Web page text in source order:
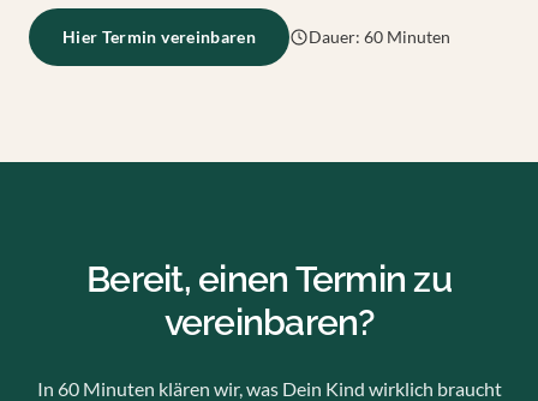
Hier Termin vereinbaren Dauer: 60 Minuten
Bereit, einen Termin zu
vereinbaren?
In 60 Minuten klären wir, was Dein Kind wirklich braucht